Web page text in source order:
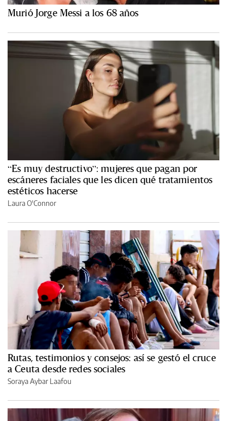
Murió Jorge Messi a los 68 años
“Es muy destructivo”: mujeres que pagan por
escáneres faciales que les dicen qué tratamientos
estéticos hacerse
Laura O'Connor
Rutas, testimonios y consejos: así se gestó el cruce
a Ceuta desde redes sociales
Soraya Aybar Laafou